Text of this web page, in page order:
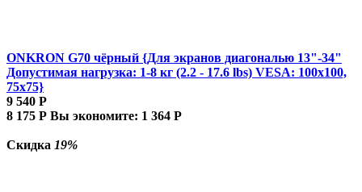
ONKRON G70 чёрный {Для экранов диагональю 13"-34"
Допустимая нагрузка: 1-8 кг (2.2 - 17.6 lbs) VESA: 100x100,
75x75}
9 540 Р
8 175 Р Вы экономите: 1 364 Р
Скидка 19%